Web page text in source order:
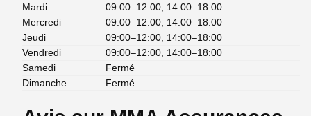
Mardi
09:00–12:00, 14:00–18:00
Mercredi
09:00–12:00, 14:00–18:00
Jeudi
09:00–12:00, 14:00–18:00
Vendredi
09:00–12:00, 14:00–18:00
Samedi
Fermé
Dimanche
Fermé